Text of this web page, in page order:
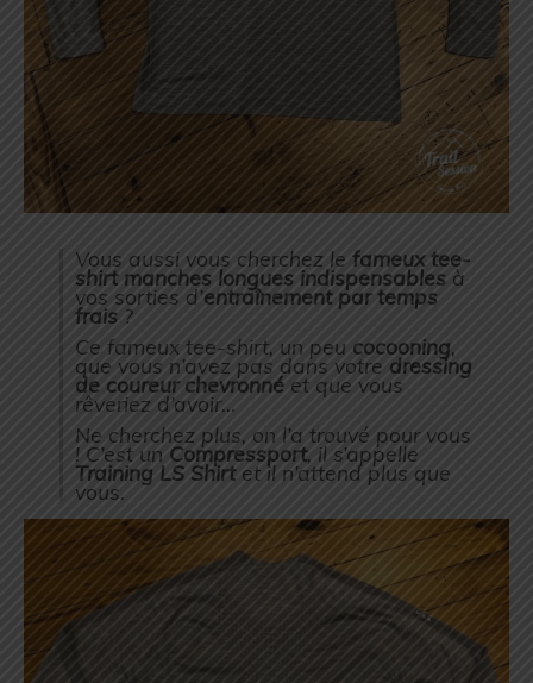
Vous aussi vous cherchez le fameux tee-
shirt manches longues indispensables à
vos sorties d’entraînement par temps
frais ?
Ce fameux tee-shirt, un peu cocooning,
que vous n’avez pas dans votre dressing
de coureur chevronné et que vous
rêveriez d’avoir…
Ne cherchez plus, on l’a trouvé pour vous
! C’est un Compressport, il s’appelle
Training LS Shirtet il n’attend plus que
vous.